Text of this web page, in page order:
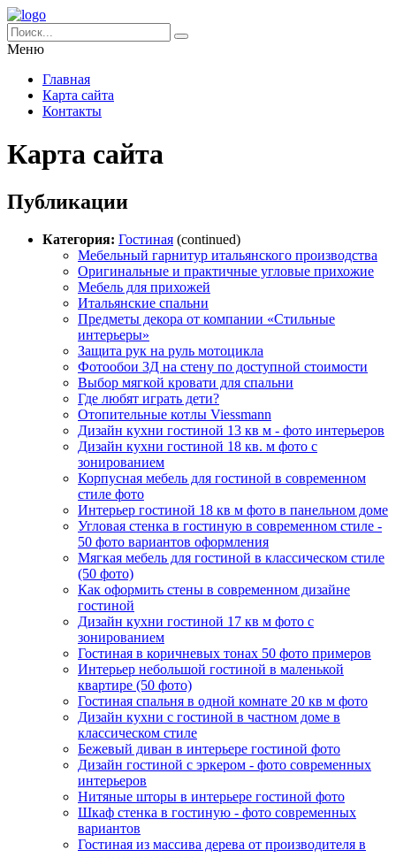
Меню
Главная
Карта сайта
Контакты
Карта сайта
Публикации
Категория: Гостиная (continued)
Мебельный гарнитур итальянского производства
Оригинальные и практичные угловые прихожие
Мебель для прихожей
Итальянские спальни
Предметы декора от компании «Стильные
интерьеры»
Защита рук на руль мотоцикла
Фотообои 3Д на стену по доступной стоимости
Выбор мягкой кровати для спальни
Где любят играть дети?
Отопительные котлы Viessmann
Дизайн кухни гостиной 13 кв м - фото интерьеров
Дизайн кухни гостиной 18 кв. м фото с
зонированием
Корпусная мебель для гостиной в современном
стиле фото
Интерьер гостиной 18 кв м фото в панельном доме
Угловая стенка в гостиную в современном стиле -
50 фото вариантов оформления
Мягкая мебель для гостиной в классическом стиле
(50 фото)
Как оформить стены в современном дизайне
гостиной
Дизайн кухни гостиной 17 кв м фото с
зонированием
Гостиная в коричневых тонах 50 фото примеров
Интерьер небольшой гостиной в маленькой
квартире (50 фото)
Гостиная спальня в одной комнате 20 кв м фото
Дизайн кухни с гостиной в частном доме в
классическом стиле
Бежевый диван в интерьере гостиной фото
Дизайн гостиной с эркером - фото современных
интерьеров
Нитяные шторы в интерьере гостиной фото
Шкаф стенка в гостиную - фото современных
вариантов
Гостиная из массива дерева от производителя в